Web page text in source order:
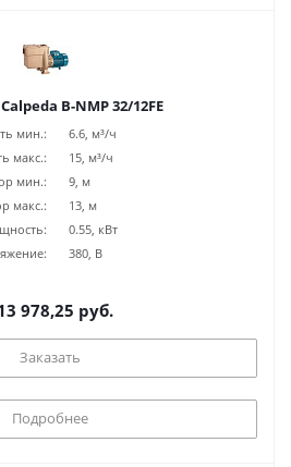
B-NMP 32/12FE
мин.:
6.6, м³/ч
макс.:
15, м³/ч
мин.:
9, м
макс.:
13, м
0.55, кВт
380, В
978,25 руб.
Заказать
Подробнее